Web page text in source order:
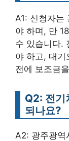
A1: 신청자는
야 하며, 만
수 있습니다.
야 하고, 대기
전에 보조금
Q2: 전기
되나요?
A2: 광주광역